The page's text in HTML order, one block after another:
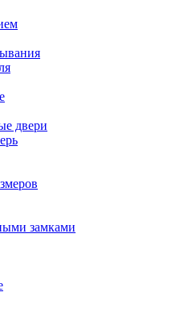
двери
замками